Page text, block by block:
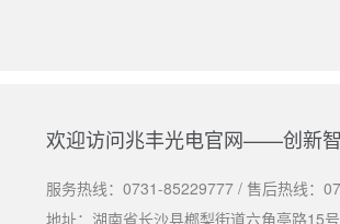
欢迎访问兆丰光电官网——创新智
服务热线： 0731-85229777 / 售后热线：
地址：湖南省长沙县榔梨街道六角亭路15